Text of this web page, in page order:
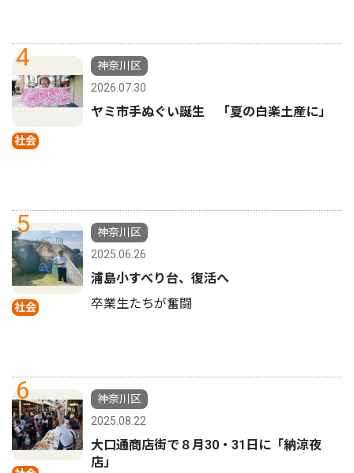
4
社会
神奈川区
2026.07.30
ヤミ市手ぬぐい誕生 「夏の白楽土産に」
5
社会
神奈川区
2025.06.26
浦島小すべり台、復活へ
卒業生たちが奮闘
6
神奈川区
2025.08.22
大口通商店街で８月30・31日に「納涼夜
店」